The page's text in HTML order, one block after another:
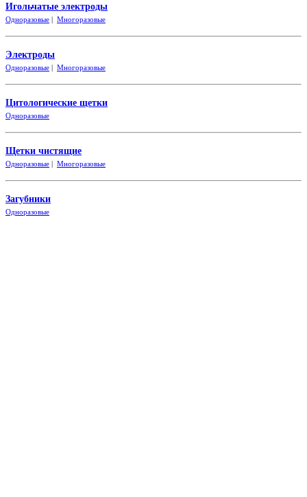
Игольчатые электроды
Одноразовые | Многоразовые
Электроды
Одноразовые | Многоразовые
Цитологические щетки
Одноразовые
Щетки чистящие
Одноразовые | Многоразовые
Загубники
Одноразовые